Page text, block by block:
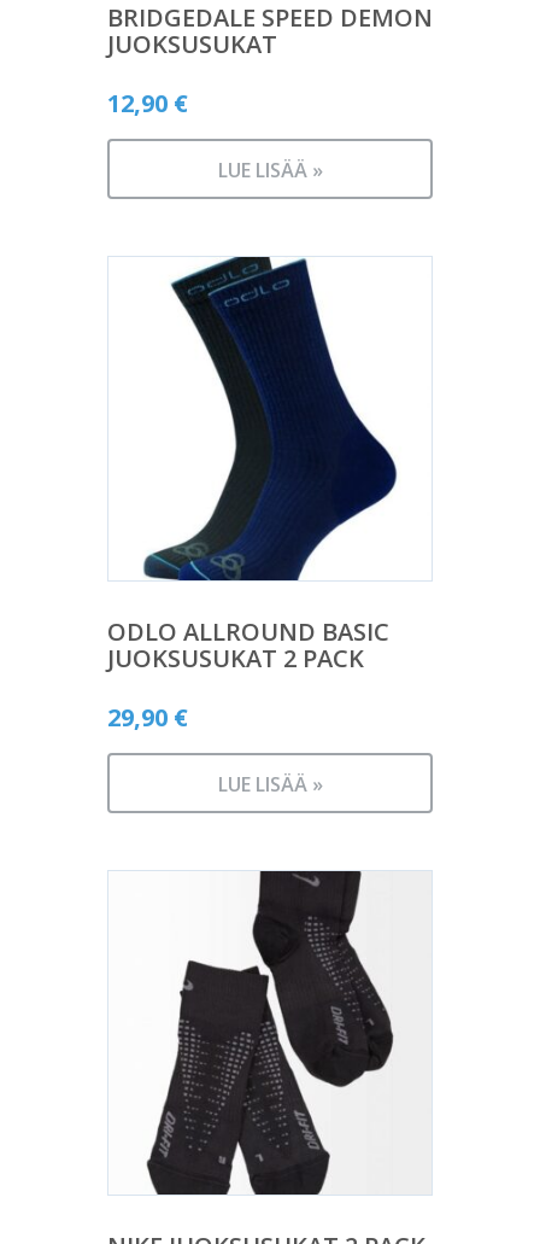
BRIDGEDALE SPEED DEMON
JUOKSUSUKAT
12,90 €
LUE LISÄÄ »
ODLO ALLROUND BASIC
JUOKSUSUKAT 2 PACK
29,90 €
LUE LISÄÄ »